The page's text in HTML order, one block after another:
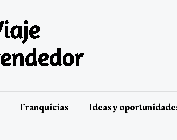
Franquicias Ideas y